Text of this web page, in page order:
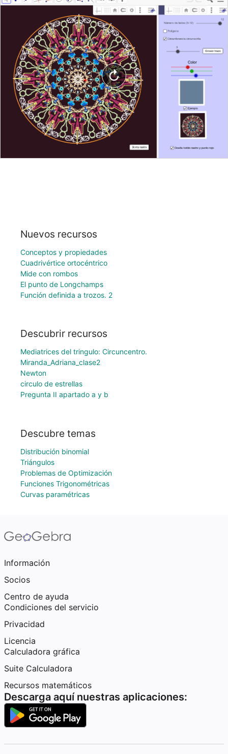
Nuevos recursos
Conceptos y propiedades
Cuadrivértice ortocéntrico
Mide con rombos
El punto de Longchamps
Función definida a trozos. 2
Descubrir recursos
Mediatrices del tringulo: Circuncentro.
Miranda_Adriana_clase2
Newton
circulo de estrellas
Pregunta II apartado a y b
Descubre temas
Distribución binomial
Triángulos
Problemas de Optimización
Funciones Trigonométricas
Curvas paramétricas
Información
Socios
Centro de ayuda
Condiciones del servicio
Privacidad
Licencia
Calculadora gráfica
Suite Calculadora
Recursos matemáticos
Descarga aquí nuestras aplicaciones: